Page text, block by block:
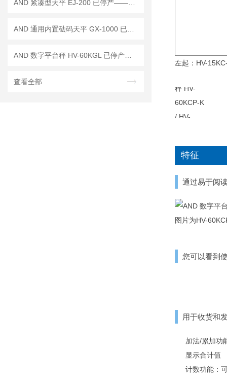
查看全部
左起：HV-
特征
通过易于阅
图片为HV-
您可以看到
用于收货和
加法/累加功
显示合计值
计数功能：